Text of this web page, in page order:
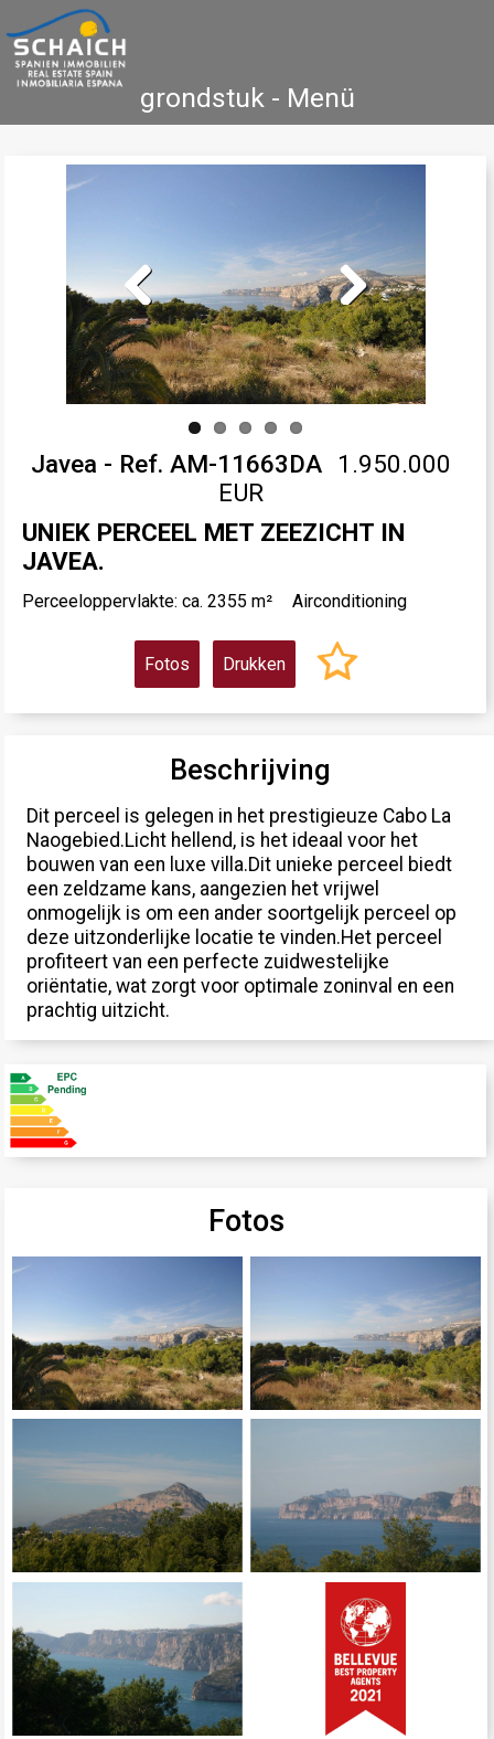
grondstuk - Menü
Home
Referenties
Contact
Previous Next
Javea - Ref. AM-11663DA
1.950.000
EUR
UNIEK PERCEEL MET ZEEZICHT IN
JAVEA.
Perceeloppervlakte: ca. 2355 m² Airconditioning
Fotos Drukken
Beschrijving
Dit perceel is gelegen in het prestigieuze Cabo La
Naogebied.Licht hellend, is het ideaal voor het
bouwen van een luxe villa.Dit unieke perceel biedt
een zeldzame kans, aangezien het vrijwel
onmogelijk is om een ander soortgelijk perceel op
deze uitzonderlijke locatie te vinden.Het perceel
profiteert van een perfecte zuidwestelijke
oriëntatie, wat zorgt voor optimale zoninval en een
prachtig uitzicht.
Fotos